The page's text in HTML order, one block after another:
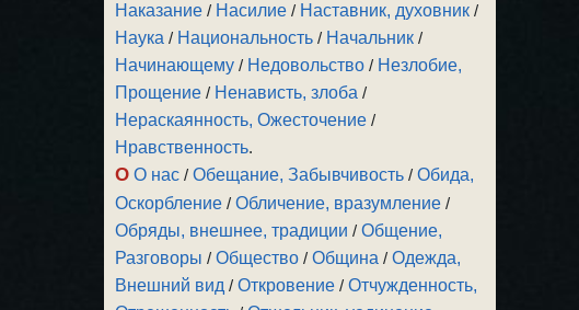
Наказание / Насилие / Наставник, духовник /
Наука / Национальность / Начальник /
Начинающему / Недовольство / Незлобие,
Прощение / Ненависть, злоба /
Нераскаянность, Ожесточение /
Нравственность.
О О нас /Обещание, Забывчивость /Обида,
Оскорбление /Обличение, вразумление /
Обряды, внешнее, традиции /Общение,
Разговоры /Общество /Община /Одежда,
Внешний вид /Откровение /Отчужденность,